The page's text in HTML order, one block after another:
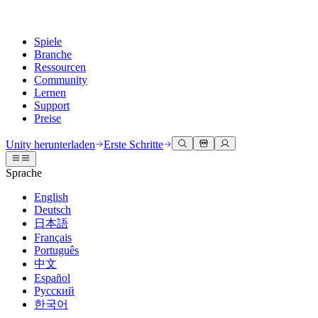
Spiele
Branche
Ressourcen
Community
Lernen
Support
Preise
Unity Engine
Erstellen Sie 2D- und 3D-Spiele für jede Plattform
Zusammenarbeit
Schnell mit Ihrem Team zusammenarbeiten und iterieren
Unity herunterladen
Abonnements und Preise
Bereitstellen
Multiplattform
3D-Zusammenarbeit
Erstellen und überprüfen Sie 3D-Projekte in Echtzeit
Immersive Schulung
In immersiven Umgebungen trainieren
Kundenerlebnisse
Interaktive 3D-Erlebnisse erstellen
Branchen
Fertigung
Dokumentation
Entwicklertools
Versionsfreigaben und Fehlerverfolgung
Roadmap
Bevorstehende Funktionen überprüfen
Glossar
Diskussionen
Veranstaltungen
Globale und lokale Veranstaltungen
Gemeinschaftsgeschichten
Made with Unity
Präsentation von Unity-Schöpfern
Unity Learn
Meistern Sie Unity-Fähigkeiten kostenlos
Professionelles Training
Verbessern Sie Ihr Team mit Unity-Trainern
Neu bei Unity
Erste Schritte
Beginnen Sie noch heute mit dem Lernen
Unity Essential Pathways
Hilfe erhalten
Wir helfen Ihnen, mit Unity erfolgreich zu sein
Erfolgspläne
Erreichen Sie Ihre Ziele schneller mit Expertenunterstützung
FAQ
Antworten auf häufige Fragen
Kontakt aufnehmen
Verbinden Sie sich mit unserem Team
Unity herunterladen Erste Schritte
Sprache
English
Deutsch
日本語
Français
Português
中文
Español
Русский
한국어